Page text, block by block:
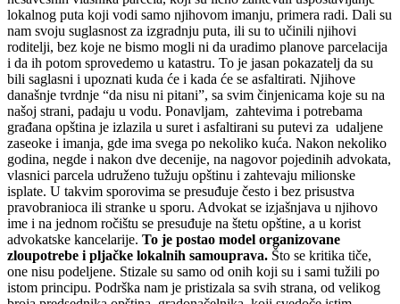
lokalnog puta koji vodi samo njihovom imanju, primera radi. Dali su
nam svoju suglasnost za izgradnju puta, ili su to učinili njihovi
roditelji, bez koje ne bismo mogli ni da uradimo planove parcelacija
i da ih potom sprovedemo u katastru. To je jasan pokazatelj da su
bili saglasni i upoznati kuda će i kada će se asfaltirati. Njihove
današnje tvrdnje “da nisu ni pitani”, sa svim činjenicama koje su na
našoj strani, padaju u vodu. Ponavljam, zahtevima i potrebama
građana opština je izlazila u suret i asfaltirani su putevi za udaljene
zaseoke i imanja, gde ima svega po nekoliko kuća. Nakon nekoliko
godina, negde i nakon dve decenije, na nagovor pojedinih advokata,
vlasnici parcela udruženo tužuju opštinu i zahtevaju milionske
isplate. U takvim sporovima se presuđuje često i bez prisustva
pravobranioca ili stranke u sporu. Advokat se izjašnjava u njihovo
ime i na jednom ročištu se presuđuje na štetu opštine, a u korist
advokatske kancelarije. To je postao model organizovane
zloupotrebe i pljačke lokalnih samouprava. Što se kritika tiče,
one nisu podeljene. Stizale su samo od onih koji su i sami tužili po
istom principu. Podrška nam je pristizala sa svih strana, od velikog